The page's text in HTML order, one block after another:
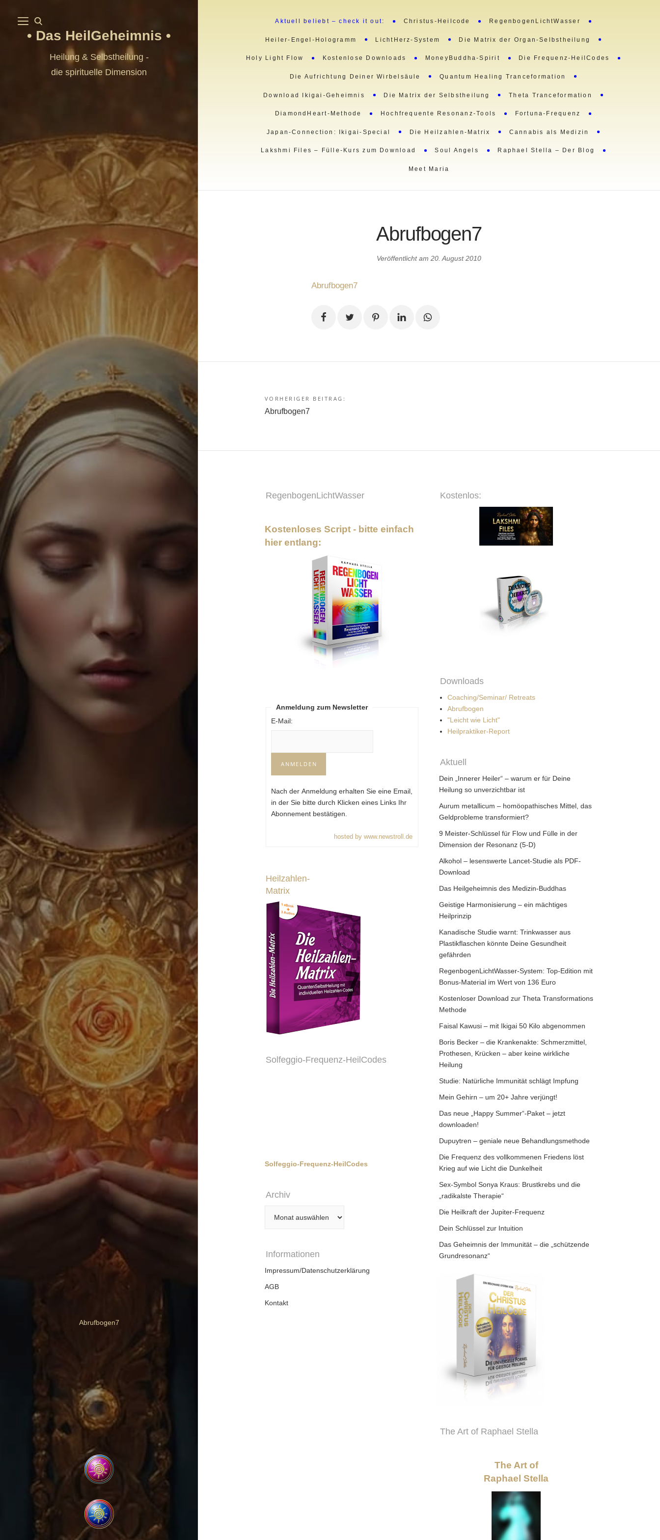
Das HeilGeheimnis
Heilung & Selbstheilung -
die spirituelle Dimension
Abrufbogen7
Aktuell beliebt – check it out: Christus-Heilcode RegenbogenLichtWasser
Heiler-Engel-Hologramm LichtHerz-System Die Matrix der Organ-Selbstheilung
Holy Light Flow Kostenlose Downloads MoneyBuddha-Spirit Die Frequenz-HeilCodes
Die Aufrichtung Deiner Wirbelsäule Quantum Healing Tranceformation
Download Ikigai-Geheimnis Die Matrix der Selbstheilung Theta Tranceformation
DiamondHeart-Methode Hochfrequente Resonanz-Tools Fortuna-Frequenz
Japan-Connection: Ikigai-Special Die Heilzahlen-Matrix Cannabis als Medizin
Lakshmi Files – Fülle-Kurs zum Download Soul Angels Raphael Stella – Der Blog
Meet Maria
Abrufbogen7
Veröffentlicht am20. August 2010
Abrufbogen7
Beitragsnavigation
VORHERIGER BEITRAG:
Abrufbogen7
RegenbogenLichtWasser
Kostenloses Script - bitte einfach
hier entlang:
Anmeldung zum Newsletter
E-Mail:
Nach der Anmeldung erhalten Sie eine Email,
in der Sie bitte durch Klicken eines Links Ihr
Abonnement bestätigen.
hosted by www.newstroll.de
Heilzahlen-
Matrix
Solfeggio-Frequenz-HeilCodes
Solfeggio-Frequenz-HeilCodes
Archiv
Informationen
Impressum/Datenschutzerklärung
AGB
Kontakt
Kostenlos:
Downloads
Coaching/Seminar/ Retreats
Abrufbogen
"Leicht wie Licht"
Heilpraktiker-Report
Aktuell
Dein „Innerer Heiler“ – warum er für Deine
Heilung so unverzichtbar ist
Aurum metallicum – homöopathisches Mittel, das
Geldprobleme transformiert?
9 Meister-Schlüssel für Flow und Fülle in der
Dimension der Resonanz (5-D)
Alkohol – lesenswerte Lancet-Studie als PDF-
Download
Das Heilgeheimnis des Medizin-Buddhas
Geistige Harmonisierung – ein mächtiges
Heilprinzip
Kanadische Studie warnt: Trinkwasser aus
Plastikflaschen könnte Deine Gesundheit
gefährden
RegenbogenLichtWasser-System: Top-Edition mit
Bonus-Material im Wert von 136 Euro
Kostenloser Download zur Theta Transformations
Methode
Faisal Kawusi – mit Ikigai 50 Kilo abgenommen
Boris Becker – die Krankenakte: Schmerzmittel,
Prothesen, Krücken – aber keine wirkliche
Heilung
Studie: Natürliche Immunität schlägt Impfung
Mein Gehirn – um 20+ Jahre verjüngt!
Das neue „Happy Summer“-Paket – jetzt
downloaden!
Dupuytren – geniale neue Behandlungsmethode
Die Frequenz des vollkommenen Friedens löst
Krieg auf wie Licht die Dunkelheit
Sex-Symbol Sonya Kraus: Brustkrebs und die
„radikalste Therapie“
Die Heilkraft der Jupiter-Frequenz
Dein Schlüssel zur Intuition
Das Geheimnis der Immunität – die „schützende
Grundresonanz“
The Art of Raphael Stella
The Art of
Raphael Stella